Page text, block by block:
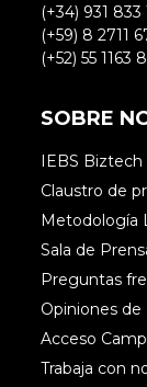
(+34) 931
(+59) 8 2711
(+52) 55
SOBRE
IEBS Biztech
Claustro de
Metodología
Sala de
Preguntas
Opiniones de
Acceso
Trabaja con